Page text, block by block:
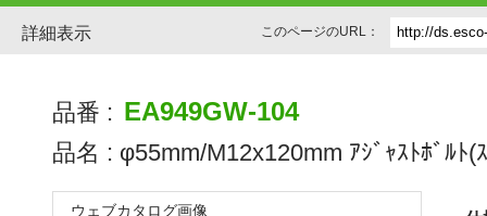
詳細表示 このページのURL：
品番 : EA949GW-104
品名 : φ55mm/M12x120mm ｱｼﾞｬｽﾄﾎﾞﾙﾄ(
ウェブカタログ画像